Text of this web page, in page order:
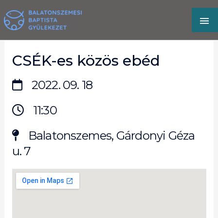
to
content
CSÉK-es közös ebéd
2022. 09. 18
11:30
Balatonszemes, Gárdonyi Géza
u. 7